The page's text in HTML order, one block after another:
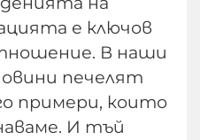
е ключов
В наши
печелят
примери, които
И тъй